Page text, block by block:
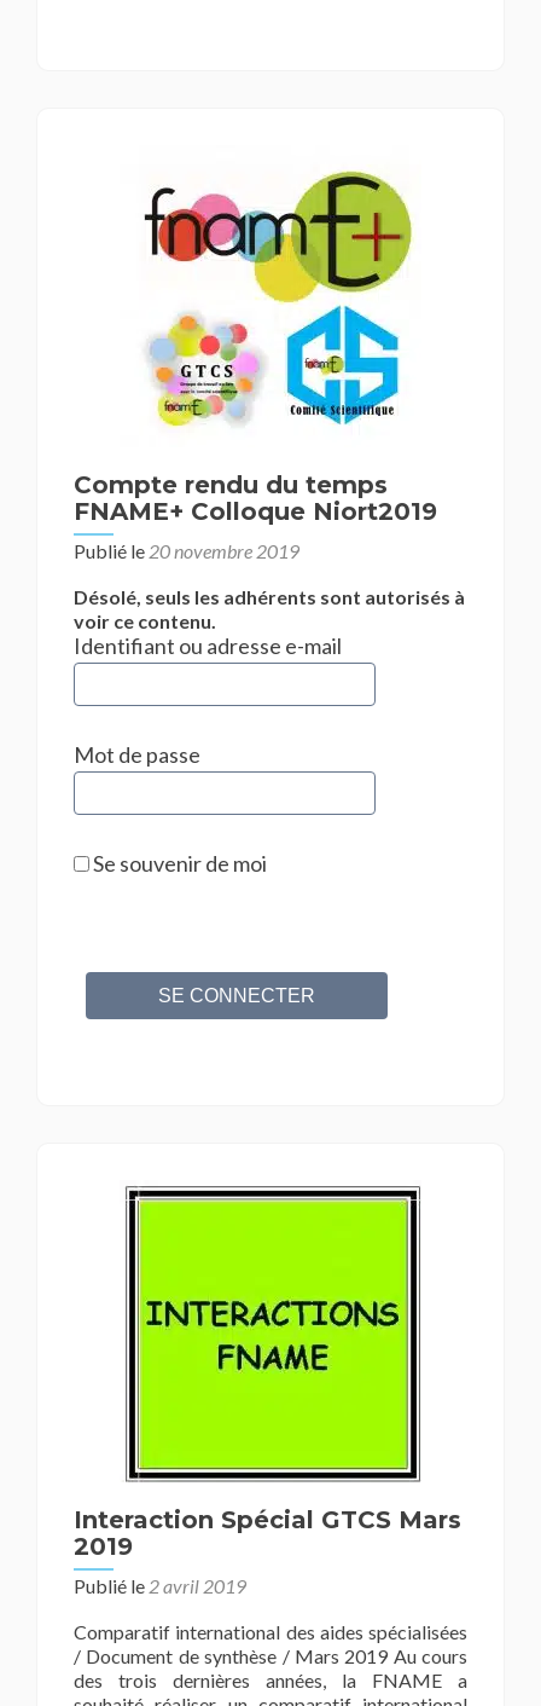
Compte rendu du temps
FNAME+ Colloque Niort2019
Publié le 20 novembre 2019
Désolé, seuls les adhérents sont autorisés à
voir ce contenu.
Identifiant ou adresse e-mail
Mot de passe
Se souvenir de moi
Interaction Spécial GTCS Mars
2019
Publié le 2 avril 2019
Comparatif international des aides spécialisées
/ Document de synthèse / Mars 2019 Au cours
des trois dernières années, la FNAME a